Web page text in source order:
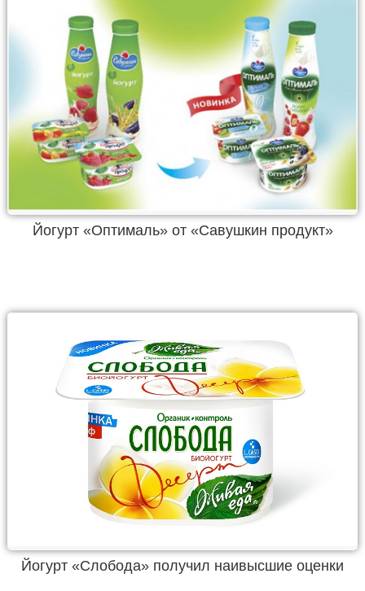
Йогурт «Оптималь» от «Савушкин продукт»
Йогурт «Слобода» получил наивысшие оценки